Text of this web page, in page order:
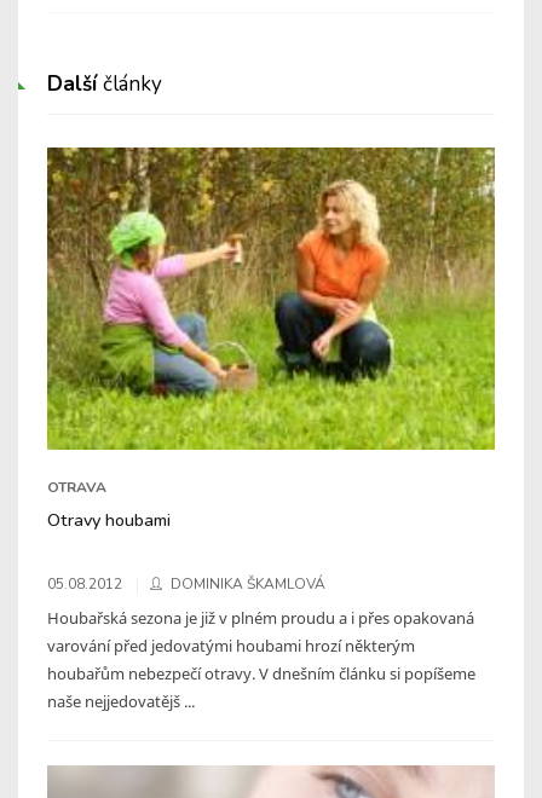
Dalšíčlánky
OTRAVA
Otravy houbami
05.08.2012 DOMINIKA ŠKAMLOVÁ
Houbařská sezona je již v plném proudu a i přes opakovaná
varování před jedovatými houbami hrozí některým
houbařům nebezpečí otravy. V dnešním článku si popíšeme
naše nejjedovatějš ...